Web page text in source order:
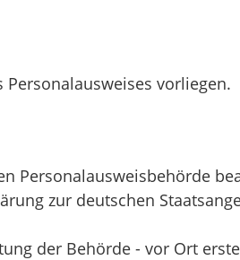
vorliegen.
Personalausweisbehörde
zur deutschen
der Behörde - vor Ort